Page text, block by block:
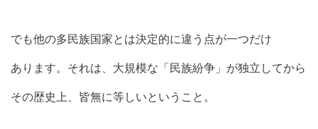
でも他の多民族国家とは決定的に違う点が一つだけ
あります。それは、大規模な「民族紛争」が独立してから
その歴史上、皆無に等しいということ。